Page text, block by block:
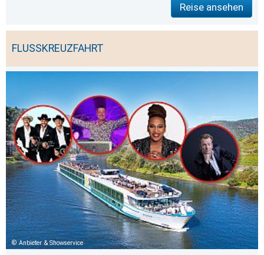
Reise ansehen
FLUSSKREUZFAHRT
Anbieter & Showservice